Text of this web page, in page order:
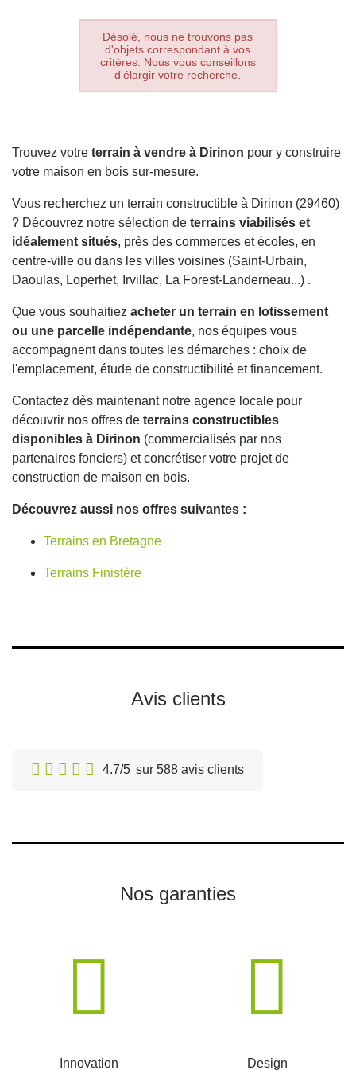
Désolé, nous ne trouvons pas
d'objets correspondant à vos
critères. Nous vous conseillons
d'élargir votre recherche.
Trouvez votre terrain à vendre à Dirinon pour y construire
votre maison en bois sur-mesure.
Vous recherchez un terrain constructible à Dirinon (29460)
? Découvrez notre sélection de terrains viabilisés et
idéalement situés, près des commerces et écoles, en
centre-ville ou dans les villes voisines (Saint-Urbain,
Daoulas, Loperhet, Irvillac, La Forest-Landerneau...) .
Que vous souhaitiez acheter un terrain en lotissement
ou une parcelle indépendante, nos équipes vous
accompagnent dans toutes les démarches : choix de
l'emplacement, étude de constructibilité et financement.
Contactez dès maintenant notre agence locale pour
découvrir nos offres de terrains constructibles
disponibles à Dirinon (commercialisés par nos
partenaires fonciers) et concrétiser votre projet de
construction de maison en bois.
Découvrez aussi nos offres suivantes :
Terrains en Bretagne
Terrains Finistère
Avis clients
4.7/5 sur 588 avis clients
Nos garanties
Innovation Design